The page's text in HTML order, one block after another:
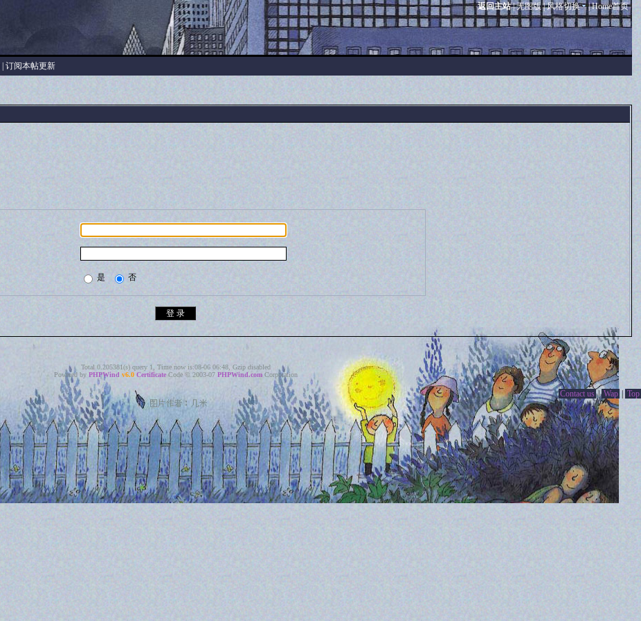
返回主站|无图版|风格切换 |Home首页
|订阅本帖更新
是 否
Total 0.205381(s) query 1, Time now is:08-06 06:48, Gzip disabled
Powered by PHPWind v6.0 Certificate Code © 2003-07 PHPWind.com Corporation
Contact us | Wap | Top